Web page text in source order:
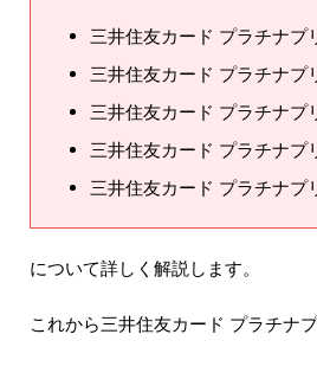
三井住友カード プラチナプ
三井住友カード プラチナプ
三井住友カード プラチナプ
三井住友カード プラチナプ
三井住友カード プラチナプ
について詳しく解説します。
これから三井住友カード プラチナ